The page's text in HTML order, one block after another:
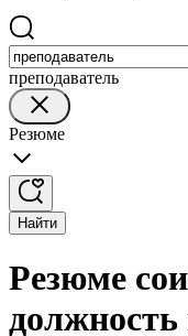
преподаватель
Резюме
Найти
Резюме
должность